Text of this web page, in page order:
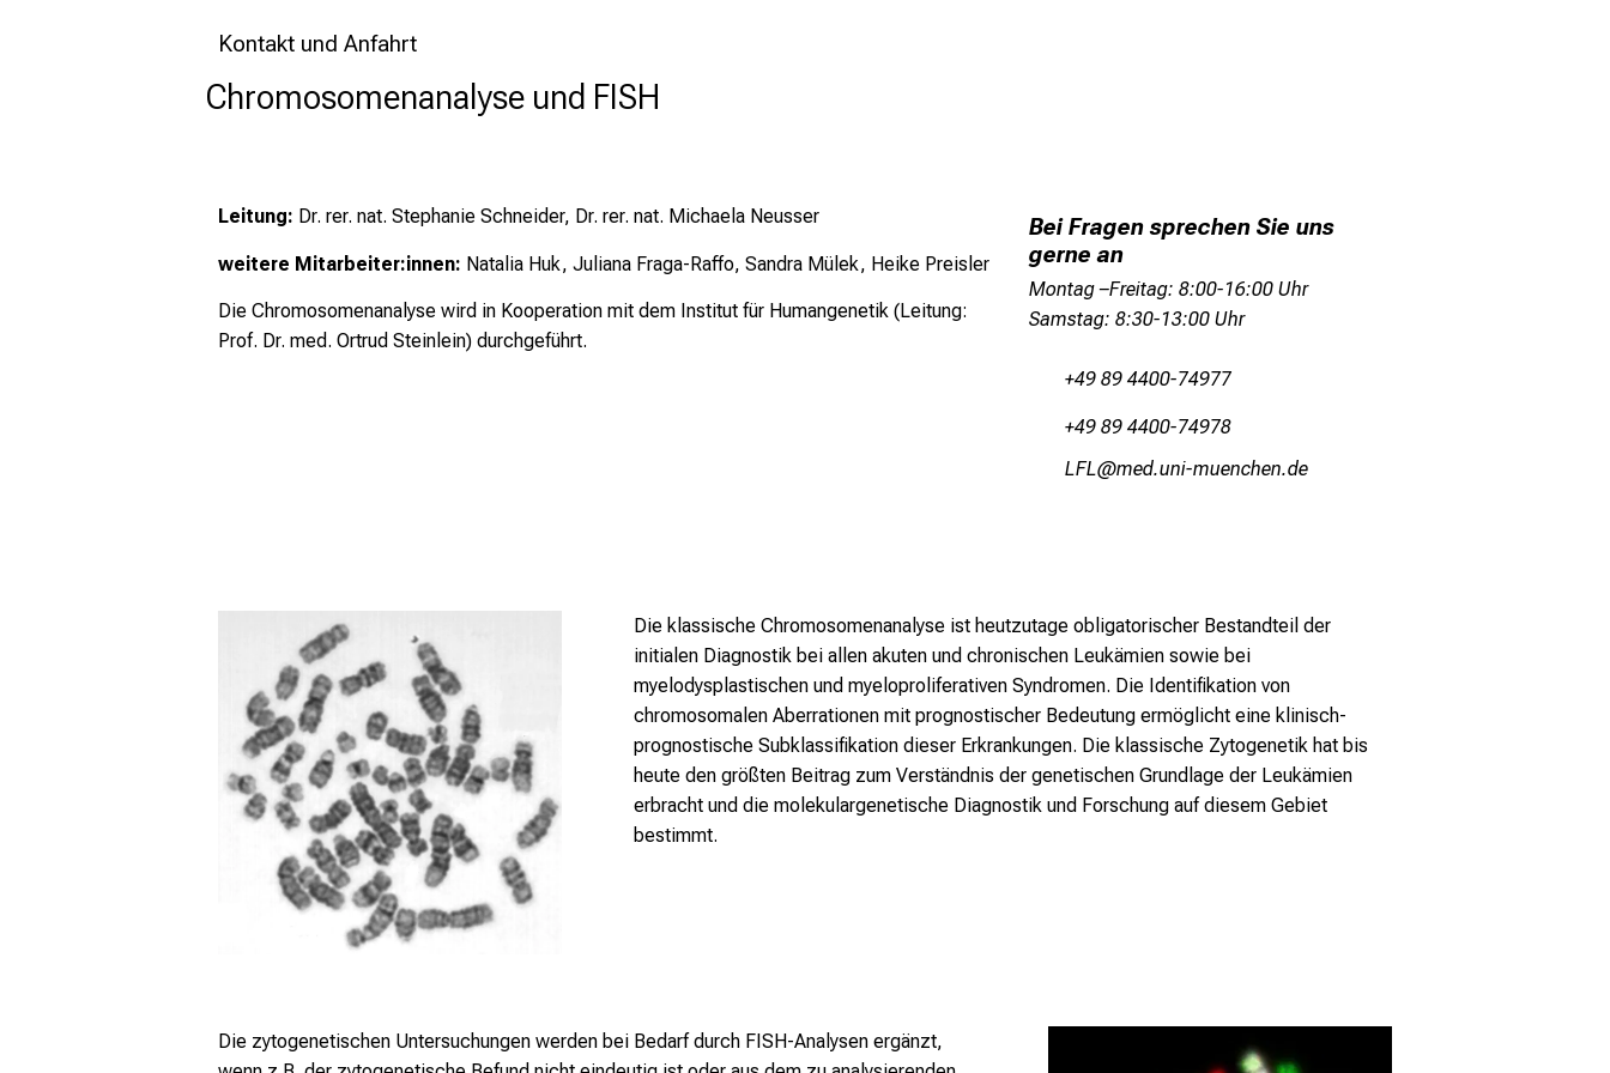
Kontakt und Anfahrt
Chromosomenanalyse und FISH
Leitung: Dr. rer. nat. Stephanie Schneider, Dr. rer. nat. Michaela Neusser
weitere Mitarbeiter:innen: Natalia Huk, Juliana Fraga-Raffo, Sandra Mülek, Heike Preisler
Die Chromosomenanalyse wird in Kooperation mit dem Institut für Humangenetik (Leitung:
Prof. Dr. med. Ortrud Steinlein) durchgeführt.
Bei Fragen sprechen Sie uns
gerne an
Montag –Freitag: 8:00-16:00 Uhr
Samstag: 8:30-13:00 Uhr
+49 89 4400-74977
+49 89 4400-74978
VSÄVd
;vimsful_vJfiuyziu-mi
Die klassische Chromosomenanalyse ist heutzutage obligatorischer Bestandteil der
initialen Diagnostik bei allen akuten und chronischen Leukämien sowie bei
myelodysplastischen und myeloproliferativen Syndromen. Die Identifikation von
chromosomalen Aberrationen mit prognostischer Bedeutung ermöglicht eine klinisch-
prognostische Subklassifikation dieser Erkrankungen. Die klassische Zytogenetik hat bis
heute den größten Beitrag zum Verständnis der genetischen Grundlage der Leukämien
erbracht und die molekulargenetische Diagnostik und Forschung auf diesem Gebiet
bestimmt.
Die zytogenetischen Untersuchungen werden bei Bedarf durch FISH-Analysen ergänzt,